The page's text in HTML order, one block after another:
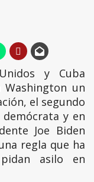
y Cuba
Washington un
el segundo
y en
Joe Biden
regla que ha
asilo en